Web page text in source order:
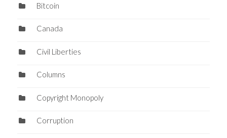
Bitcoin
Canada
Civil Liberties
Columns
Copyright Monopoly
Corruption